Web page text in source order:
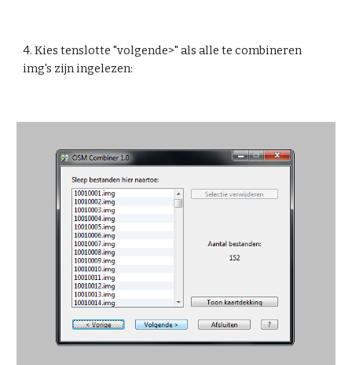
4. Kies tenslotte "volgende>" als alle te combineren
img's zijn ingelezen: